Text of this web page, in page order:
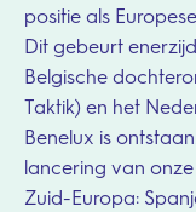
positie als
Dit gebeurt
Belgische
Taktik) en het
Benelux is
lancering van
Zuid-Europa: